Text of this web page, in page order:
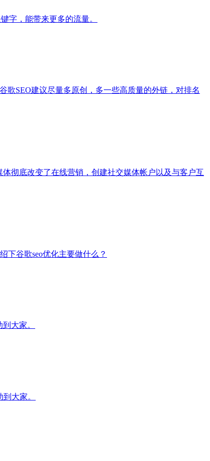
字，能带来更多的流量。
歌SEO建议尽量多原创，多一些高质量的外链，对排名
彻底改变了在线营销，创建社交媒体帐户以及与客户互
下谷歌seo优化主要做什么？
大家。
大家。